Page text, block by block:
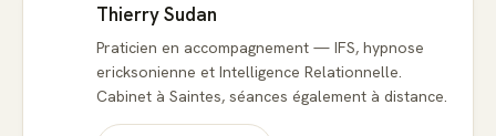
Thierry Sudan
Praticien en accompagnement — IFS, hypnose
ericksonienne et Intelligence Relationnelle.
Cabinet à Saintes, séances également à distance.